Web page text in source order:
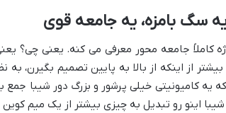
سگ بامزه، یه جامعه قوی
از اینکه از بالا به پایین تصمیم بگیرن،
یه کامیونیتی خیلی پرشور و بزرگ دور شیبا
اینو رو تبدیل به چیزی بیشتر از یک میم